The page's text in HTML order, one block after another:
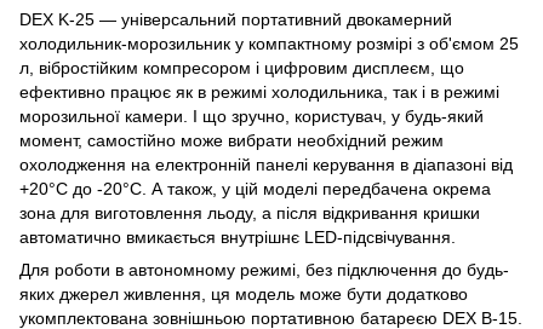
DEX K-25 — універсальний портативний двокамерний
холодильник-морозильник у компактному розмірі з об'ємом 25
л, вібростійким компресором і цифровим дисплеєм, що
ефективно працює як в режимі холодильника, так і в режимі
морозильної камери. І що зручно, користувач, у будь-який
момент, самостійно може вибрати необхідний режим
охолодження на електронній панелі керування в діапазоні від
+20°С до -20°С. А також, у цій моделі передбачена окрема
зона для виготовлення льоду, а після відкривання кришки
автоматично вмикається внутрішнє LED-підсвічування.
Для роботи в автономному режимі, без підключення до будь-
яких джерел живлення, ця модель може бути додатково
укомплектована зовнішньою портативною батареєю DEX B-15.